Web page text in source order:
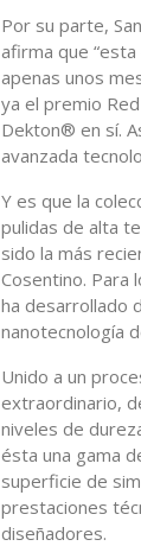
Por su parte,
afirma que
apenas unos
ya el premio
Dekton® en sí.
avanzada
Y es que la
pulidas de alta
sido la más
Cosentino. Para
ha desarrollado
nanotecnología
Unido a un
extraordinario,
niveles de
ésta una gama
superficie de
prestaciones
diseñadores.